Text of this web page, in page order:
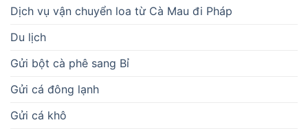
Dịch vụ vận chuyển loa từ Cà Mau đi Pháp
Du lịch
Gửi bột cà phê sang Bỉ
Gửi cá đông lạnh
Gửi cá khô